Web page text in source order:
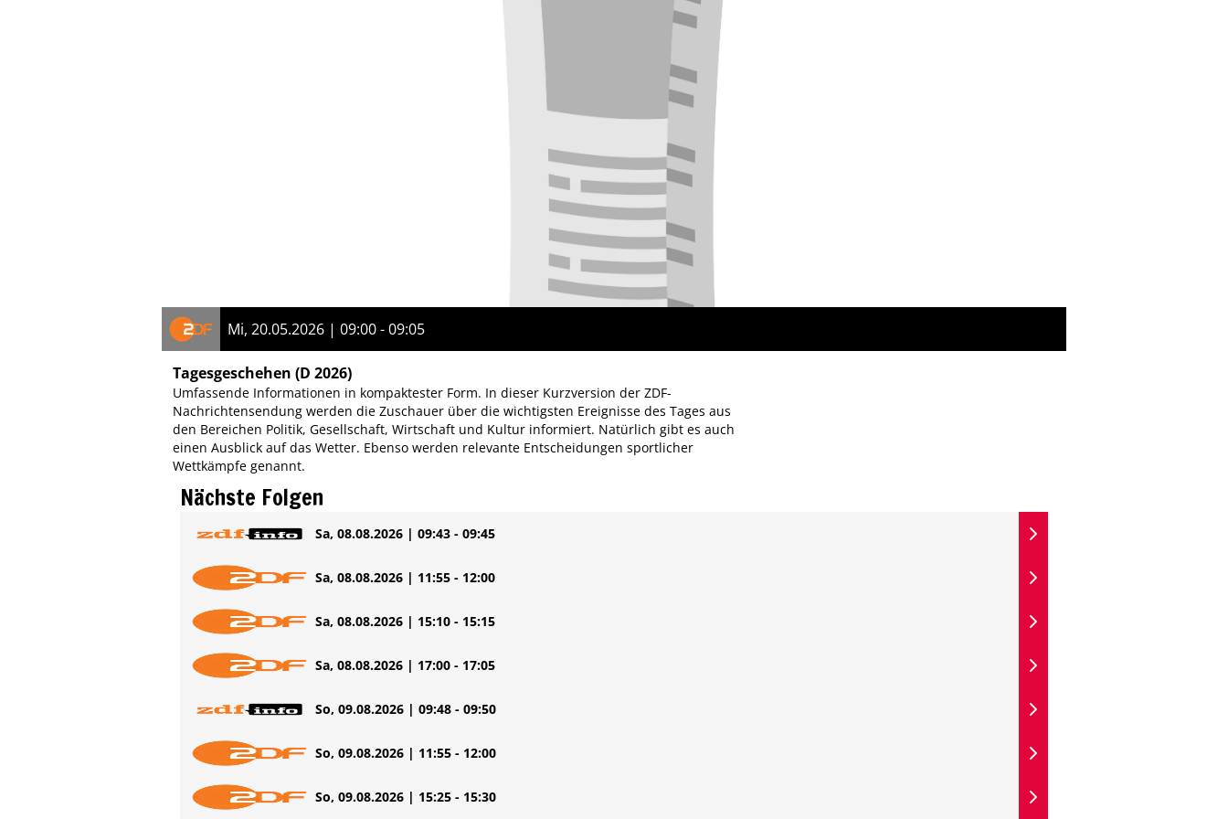
Mi, 20.05.2026 | 09:00 - 09:05
Tagesgeschehen (D 2026)
Umfassende Informationen in kompaktester Form. In dieser Kurzversion der ZDF-
Nachrichtensendung werden die Zuschauer über die wichtigsten Ereignisse des Tages aus
den Bereichen Politik, Gesellschaft, Wirtschaft und Kultur informiert. Natürlich gibt es auch
einen Ausblick auf das Wetter. Ebenso werden relevante Entscheidungen sportlicher
Wettkämpfe genannt.
Nächste Folgen
Sa, 08.08.2026 | 09:43 - 09:45
Sa, 08.08.2026 | 11:55 - 12:00
Sa, 08.08.2026 | 15:10 - 15:15
Sa, 08.08.2026 | 17:00 - 17:05
So, 09.08.2026 | 09:48 - 09:50
So, 09.08.2026 | 11:55 - 12:00
So, 09.08.2026 | 15:25 - 15:30